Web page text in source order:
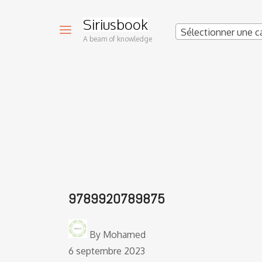
Siriusbook
A beam of knowledge
Sélectionner une
9789920789875
By Mohamed
6 septembre 2023